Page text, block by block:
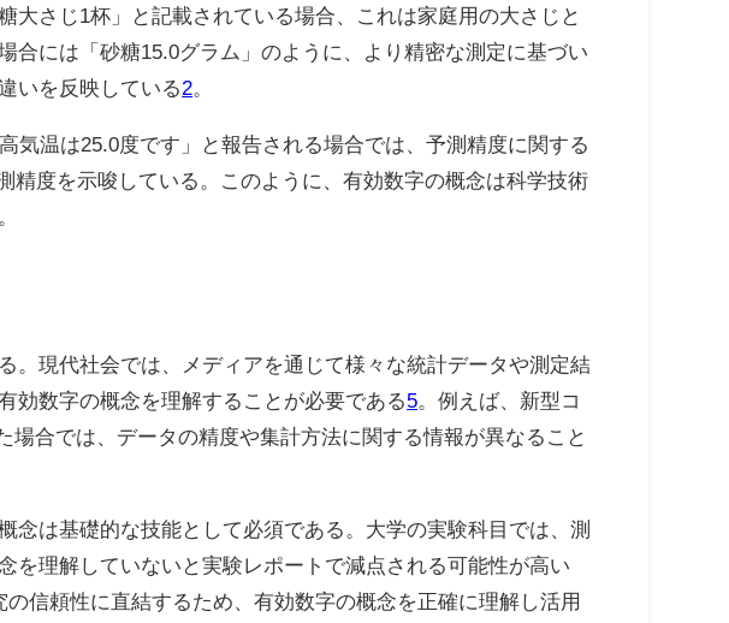
さじ1杯」と記載されている場合、これは家庭用の大さじと
には「砂糖15.0グラム」のように、より精密な測定に基づい
いを反映している2
気温は25.0度です」と報告される場合では、予測精度に関する
度を示唆している。このように、有効数字の概念は科学技術
。現代社会では、メディアを通じて様々な統計データや測定結
効数字の概念を理解することが必要である5 。例えば、新型コ
合では、データの精度や集計方法に関する情報が異なること
念は基礎的な技能として必須である。大学の実験科目では、測
を理解していないと実験レポートで減点される可能性が高い
信頼性に直結するため、有効数字の概念を正確に理解し活用